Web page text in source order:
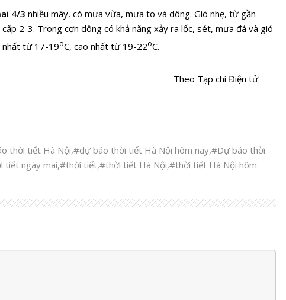
4/3 nhiều mây, có mưa vừa, mưa to và dông. Gió nhẹ, từ gần
2-3. Trong cơn dông có khả năng xảy ra lốc, sét, mưa đá và gió
nhất từ 17-19oC, cao nhất từ 19-22oC.
Theo Tạp chí Điện tử
thời tiết Hà Nội,#dự báo thời tiết Hà Nội hôm nay,#Dự báo thời
tiết ngày mai,#thời tiết,#thời tiết Hà Nội,#thời tiết Hà Nội hôm